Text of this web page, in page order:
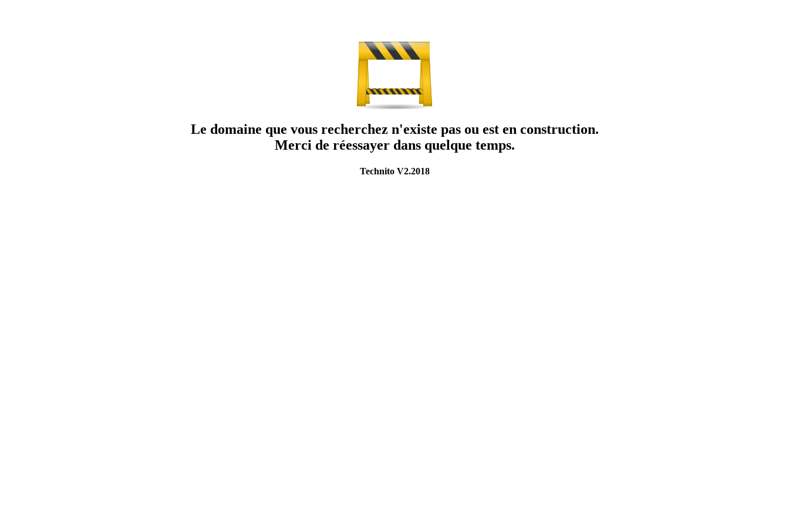
Le domaine que vous recherchez n'existe pas ou est en construction.
Merci de réessayer dans quelque temps.
Technito V2.2018